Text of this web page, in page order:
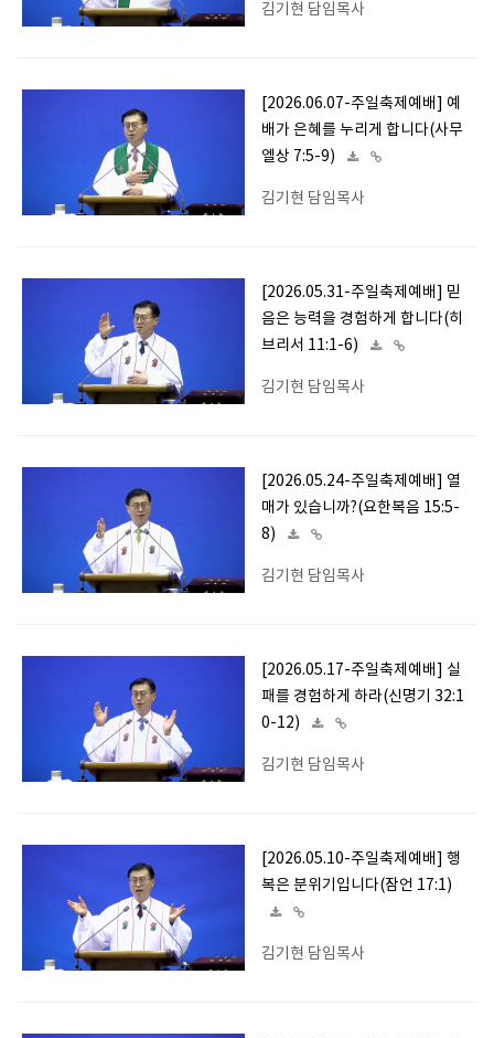
김기현 담임목사
[2026.06.07-주일축제예배] 예
배가 은혜를 누리게 합니다(사무
엘상 7:5-9)
김기현 담임목사
[2026.05.31-주일축제예배] 믿
음은 능력을 경험하게 합니다(히
브리서 11:1-6)
김기현 담임목사
[2026.05.24-주일축제예배] 열
매가 있습니까?(요한복음 15:5-
8)
김기현 담임목사
[2026.05.17-주일축제예배] 실
패를 경험하게 하라(신명기 32:1
0-12)
김기현 담임목사
[2026.05.10-주일축제예배] 행
복은 분위기입니다(잠언 17:1)
김기현 담임목사